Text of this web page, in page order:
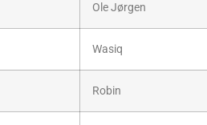
Ole Jørgen
Wasiq
Robin